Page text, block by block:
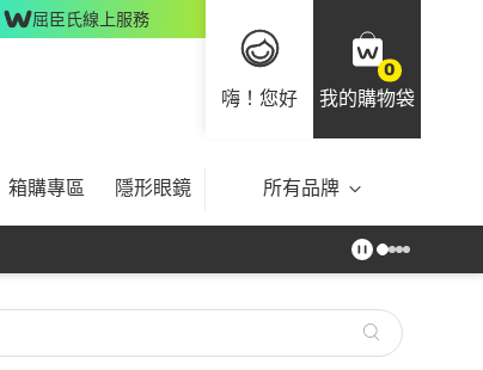
屈臣氏線上服務
嗨！您好
0
我的購物袋
箱購專區 隱形眼鏡 所有品牌